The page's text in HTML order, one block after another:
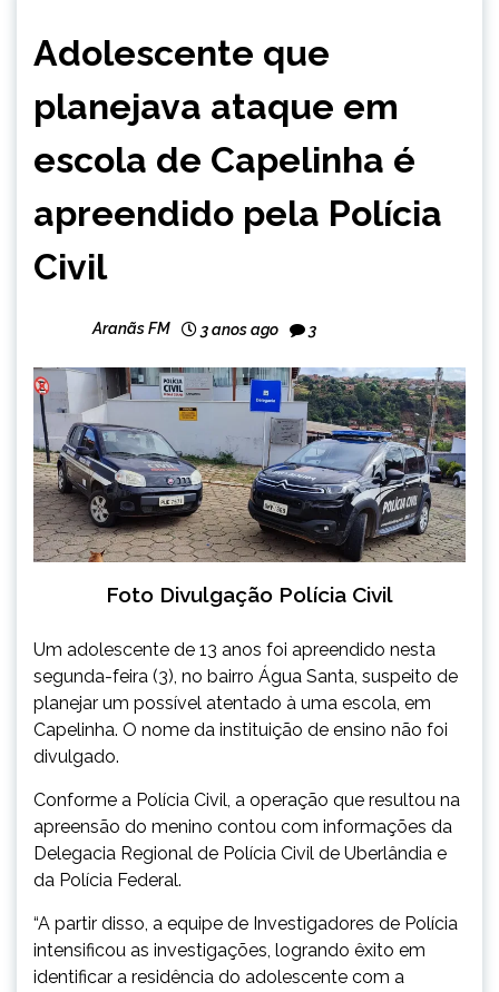
NOTÍCIAS
Adolescente que
planejava ataque em
escola de Capelinha é
apreendido pela Polícia
Civil
Aranãs FM 3 anos ago 3
Foto Divulgação Polícia Civil
Um adolescente de 13 anos foi apreendido nesta
segunda-feira (3), no bairro Água Santa, suspeito de
planejar um possível atentado à uma escola, em
Capelinha. O nome da instituição de ensino não foi
divulgado.
Conforme a Polícia Civil, a operação que resultou na
apreensão do menino contou com informações da
Delegacia Regional de Polícia Civil de Uberlândia e
da Polícia Federal.
“A partir disso, a equipe de Investigadores de Polícia
intensificou as investigações, logrando êxito em
identificar a residência do adolescente com a